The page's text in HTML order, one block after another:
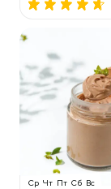
Ср Чт Пт Сб Вс